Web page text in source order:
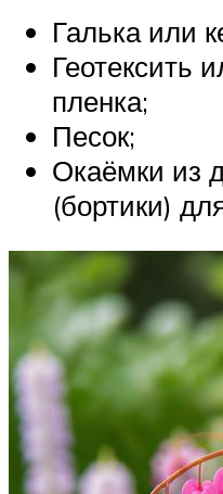
Галька или
Геотексить
пленка;
Песок;
Окаёмки из
(бортики)